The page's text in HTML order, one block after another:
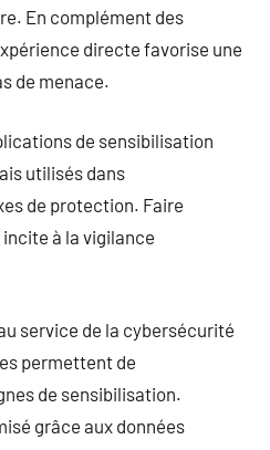
En complément des
directe favorise une
de menace.
de sensibilisation
utilisés dans
de protection. Faire
à la vigilance
service de la cybersécurité
permettent de
de sensibilisation.
grâce aux données